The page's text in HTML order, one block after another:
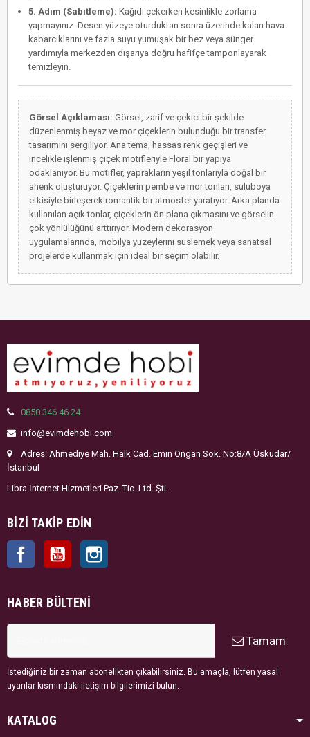
5. Adım (Sabitleme): Kağıdı çekerken kesinlikle zorlama
yapmayınız. Desen yüzeye oturduktan sonra üzerinde kalan hava
kabarcıklarını ve fazla suyu yumuşak bir bez veya sünger
yardımıyla merkezden dışarıya doğru hafifçe tamponlayarak
temizleyin.
Görsel Açıklaması: Görsel, zarif ve çekici bir şekilde
düzenlenmiş beyaz ve mor çiçeklerin bulunduğu bir transfer
tasarımını sergiliyor. Ana tema, hassas renk geçişleri ve
incelikle işlenmiş çiçek motifleriyle Floral bir yapıya
odaklanıyor. Bu motifler, yaprakların yeşil tonlarıyla doğal bir
ahenk oluşturuyor. Çiçeklerin pembe ve mor tonları, suluboya
etkisiyle birleşerek romantik bir atmosfer yaratıyor. Arka planda
kullanılan açık tonlar, çiçeklerin ön plana çıkmasını ve görselin
çok yönlülüğünü arttırıyor. Modern dekorasyon
uygulamalarında, mobilya yüzeylerini süslemek veya sanatsal
projelerde kullanmak için ideal bir seçim olabilir.
0850 346 46 24
info@evimdehobi.com
Adres: Ahmediye Mah. Halk Cad. Emin Ongan Sok. No:8/A Üsküdar/
İstanbul
Libra İnternet Hizmetleri Paz. Tic. Ltd. Şti.
BIZI TAKIP EDIN
Facebook YouTube
HABER BÜLTENI
Tamam
İstediğiniz bir zaman abonelikten çıkabilirsiniz. Bu amaçla, lütfen yasal
uyarılar kısmındaki iletişim bilgilerimizi bulun.
KATALOG